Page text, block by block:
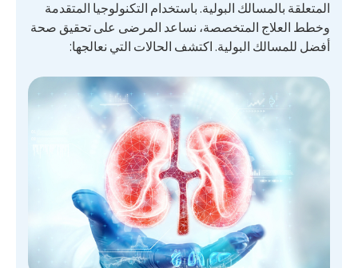
المتعلقة بالمسالك البولية. باستخدام التكنولوجيا المتقدمة
وخطط العلاج المتخصصة، نساعد المرضى على تحقيق صحة
أفضل للمسالك البولية. اكتشف الحالات التي نعالجها: